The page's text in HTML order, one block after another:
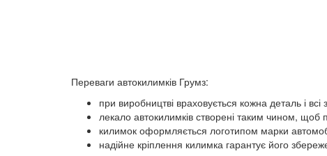
Переваги автокилимків Грумз:
при виробництві враховується кожна деталь і всі
лекало автокилимків створені таким чином, щоб
килимок оформляється логотипом марки
надійне кріплення килимка гарантує його